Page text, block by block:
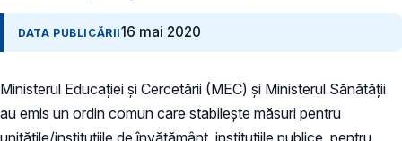
DATA PUBLICĂRII16 mai 2020
Ministerul Educației și Cercetării (MEC) și Ministerul Sănătății
au emis un ordin comun care stabilește măsuri pentru
unitățile/instituțiile de învățământ, instituțiile publice, pentru